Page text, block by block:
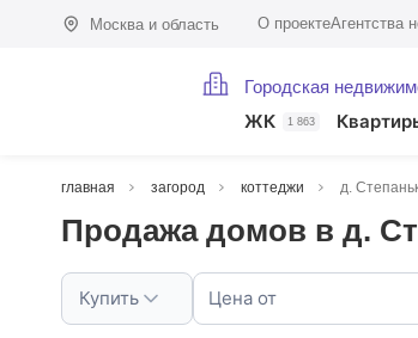
Москва и область О проектеАгентства
Городская
ЖК 1 863
главная загород коттеджи д.
Продажа домов в д.
Купить Цена от